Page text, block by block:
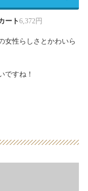
ート6,372円
女性らしさとかわいら
ですね！